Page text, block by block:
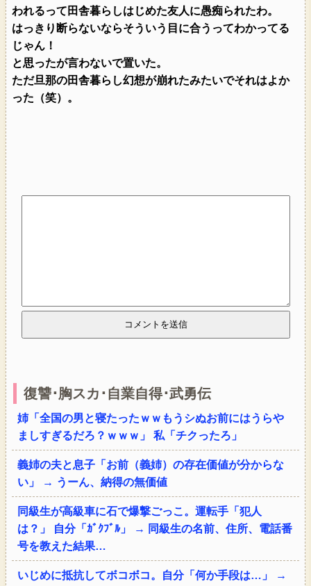
われるって田舎暮らしはじめた友人に愚痴られたわ。
はっきり断らないならそういう目に合うってわかってる
じゃん！
と思ったが言わないで置いた。
ただ旦那の田舎暮らし幻想が崩れたみたいでそれはよか
った（笑）。
復讐･胸スカ･自業自得･武勇伝
姉「全国の男と寝たったｗｗもうシぬお前にはうらや
ましすぎるだろ？ｗｗｗ」 私「チクったろ」
義姉の夫と息子「お前（義姉）の存在価値が分からな
い」 → うーん、納得の無価値
同級生が高級車に石で爆撃ごっこ。運転手「犯人
は？」 自分「ｶﾞｸﾌﾞﾙ」 → 同級生の名前、住所、電話番
号を教えた結果…
いじめに抵抗してボコボコ。自分「何か手段は…」 →